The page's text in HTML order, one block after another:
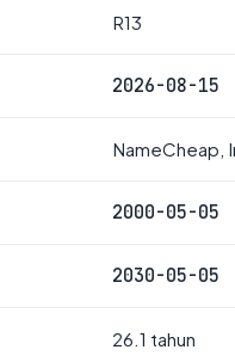
R13
2026-08-15
NameCheap,
2000-05-05
2030-05-05
26.1 tahun